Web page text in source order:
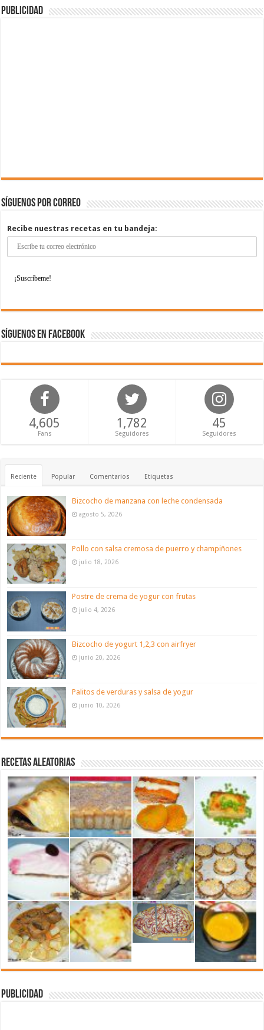
Publicidad
Síguenos por correo
Recibe nuestras recetas en tu bandeja:
Síguenos en Facebook
4,605
Fans
1,782
Seguidores
45
Seguidores
Reciente Popular Comentarios Etiquetas
Bizcocho de manzana con leche condensada
agosto 5, 2026
Pollo con salsa cremosa de puerro y champiñones
julio 18, 2026
Postre de crema de yogur con frutas
julio 4, 2026
Bizcocho de yogurt 1,2,3 con airfryer
junio 20, 2026
Palitos de verduras y salsa de yogur
junio 10, 2026
Recetas aleatorias
Publicidad